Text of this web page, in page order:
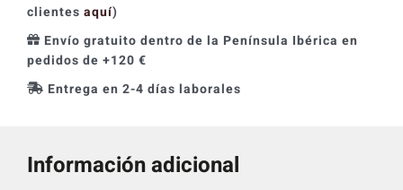
clientes aquí)
Envío gratuito dentro de la Península Ibérica en
pedidos de +120 €
Entrega en 2-4 días laborales
Información adicional